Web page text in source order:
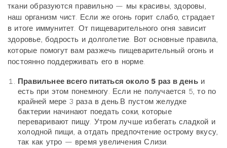
ткани образуются правильно — мы красивы, здоровы,
наш организм чист. Если же огонь горит слабо, страдает
в итоге иммунитет. От пищеварительного огня зависит
здоровье, бодрость и долголетие. Вот основные правила,
которые помогут вам разжечь пищеварительный огонь и
постоянно поддерживать его в норме.
Правильнее всего питаться около 5 раз в деньи
есть при этом понемногу. Если не получается 5, то по
крайней мере 3 раза в день.В пустом желудке
бактерии начинают поедать соки, которые
переваривают пищу. Утром лучше избегать сладкой и
холодной пищи, а отдать предпочтение острому вкусу,
так как утро — время увеличения Слизи.